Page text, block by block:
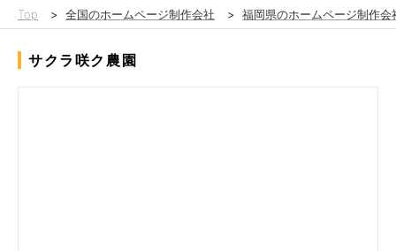
Top > 全国のホームページ制作会社 > 福岡県のホームページ制作会
サクラ咲ク農園